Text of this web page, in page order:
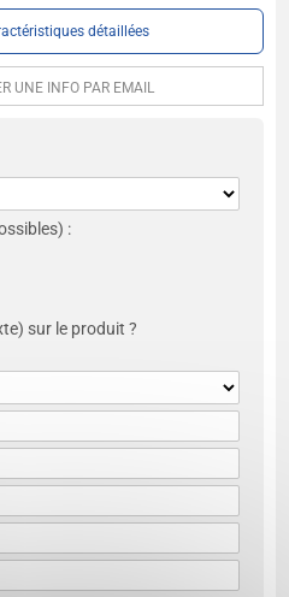
détaillées
UNE INFO PAR EMAIL
:
sur le produit ?